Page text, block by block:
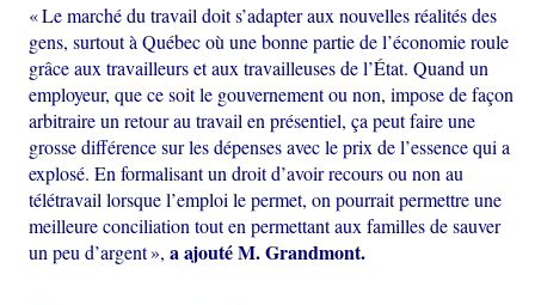
« Le marché du travail doit s’adapter aux nouvelles réalités des
gens, surtout à Québec où une bonne partie de l’économie roule
grâce aux travailleurs et aux travailleuses de l’État. Quand un
employeur, que ce soit le gouvernement ou non, impose de façon
arbitraire un retour au travail en présentiel, ça peut faire une
grosse différence sur les dépenses avec le prix de l’essence qui a
explosé. En formalisant un droit d’avoir recours ou non au
télétravail lorsque l’emploi le permet, on pourrait permettre une
meilleure conciliation tout en permettant aux familles de sauver
un peu d’argent »,a ajouté M. Grandmont.